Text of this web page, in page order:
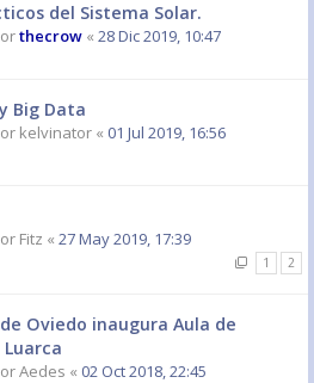
del Sistema Solar.
thecrow « 28 Dic 2019, 10:47
Big Data
kelvinator « 01 Jul 2019, 16:56
Fitz « 27 May 2019, 17:39
1 2
Oviedo inaugura Aula de
Aedes « 02 Oct 2018, 22:45